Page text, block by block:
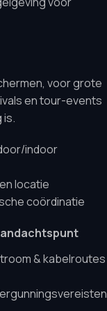
voor grote
en tour-events
is.
indoor
locatie
coördinatie
& kabelroutes